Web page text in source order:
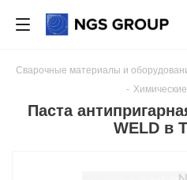
Сварочные материалы и
-
Паста
WELD в